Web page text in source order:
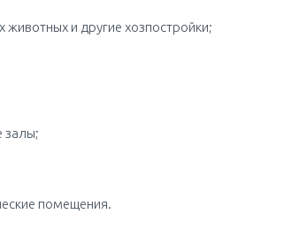
и другие хозпостройки;
залы;
помещения.